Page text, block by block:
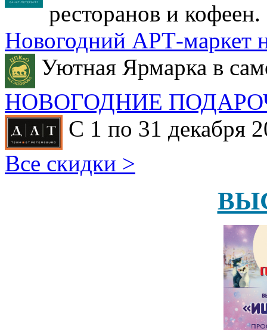
ресторанов и кофеен.
Новогодний АРТ-маркет
Уютная Ярмарка в
НОВОГОДНИЕ
С 1 по 31 декабря
Все скидки >